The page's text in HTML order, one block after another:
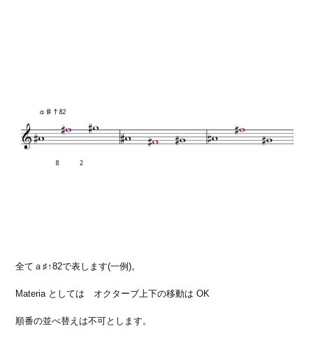
全てａ♯↑82で表します(一例)。
Materia としては オクターブ上下の移動は OK
順番の並べ替えは不可とします。